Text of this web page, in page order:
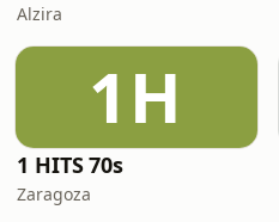
Alzira
1H
1 HITS 70s
Zaragoza